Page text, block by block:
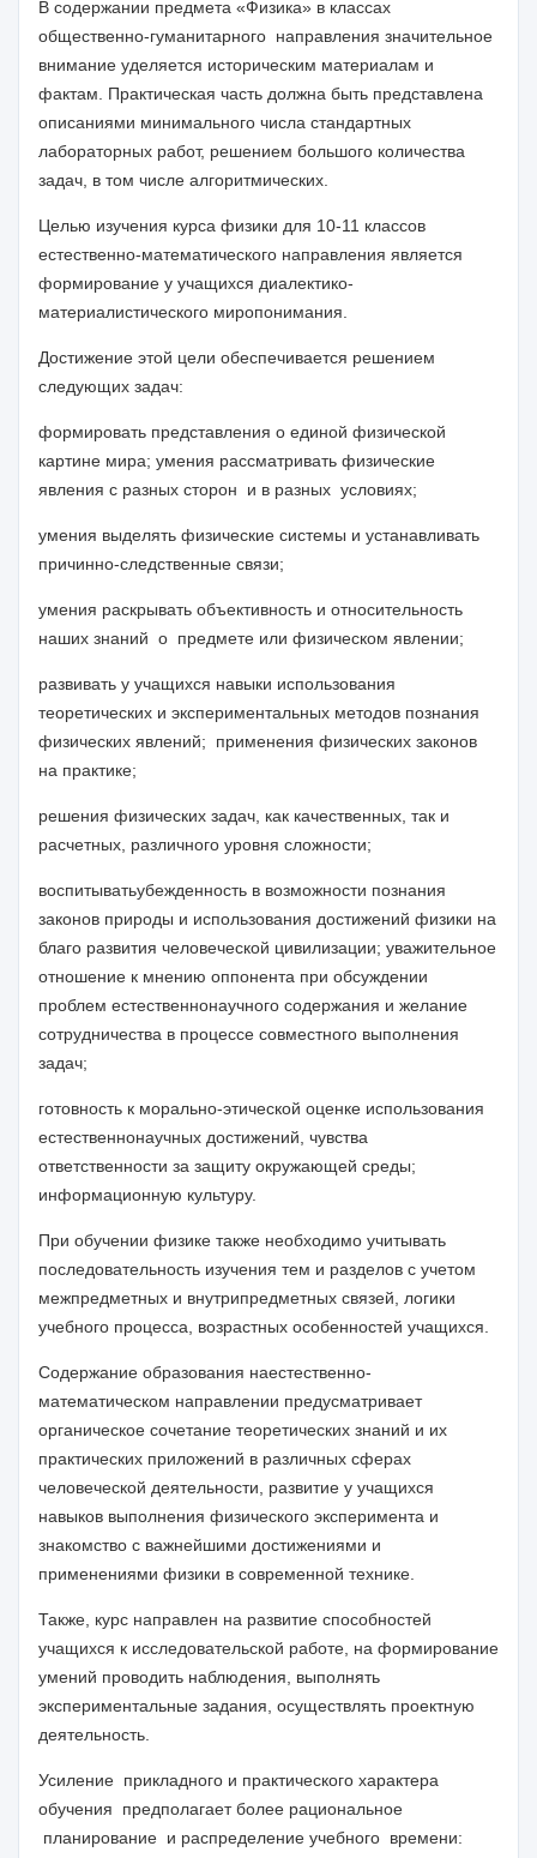
В содержании предмета «Физика» в классах
общественно-гуманитарного направления значительное
внимание уделяется историческим материалам и
фактам. Практическая часть должна быть представлена
описаниями минимального числа стандартных
лабораторных работ, решением большого количества
задач, в том числе алгоритмических.
Целью изучения курса физики для 10-11 классов
естественно-математического направления является
формирование у учащихся диалектико-
материалистического миропонимания.
Достижение этой цели обеспечивается решением
следующих задач:
формировать представления о единой физической
картине мира; умения рассматривать физические
явления с разных сторон и в разных условиях;
умения выделять физические системы и устанавливать
причинно-следственные связи;
умения раскрывать объективность и относительность
наших знаний о предмете или физическом явлении;
развивать у учащихся навыки использования
теоретических и экспериментальных методов познания
физических явлений; применения физических законов
на практике;
решения физических задач, как качественных, так и
расчетных, различного уровня сложности;
воспитыватьубежденность в возможности познания
законов природы и использования достижений физики на
благо развития человеческой цивилизации; уважительное
отношение к мнению оппонента при обсуждении
проблем естественнонаучного содержания и желание
сотрудничества в процессе совместного выполнения
задач;
готовность к морально-этической оценке использования
естественнонаучных достижений, чувства
ответственности за защиту окружающей среды;
информационную культуру.
При обучении физике также необходимо учитывать
последовательность изучения тем и разделов с учетом
межпредметных и внутрипредметных связей, логики
учебного процесса, возрастных особенностей учащихся.
Содержание образования наестественно-
математическом направлении предусматривает
органическое сочетание теоретических знаний и их
практических приложений в различных сферах
человеческой деятельности, развитие у учащихся
навыков выполнения физического эксперимента и
знакомство с важнейшими достижениями и
применениями физики в современной технике.
Также, курс направлен на развитие способностей
учащихся к исследовательской работе, на формирование
умений проводить наблюдения, выполнять
экспериментальные задания, осуществлять проектную
деятельность.
Усиление прикладного и практического характера
обучения предполагает более рациональное
планирование и распределение учебного времени: